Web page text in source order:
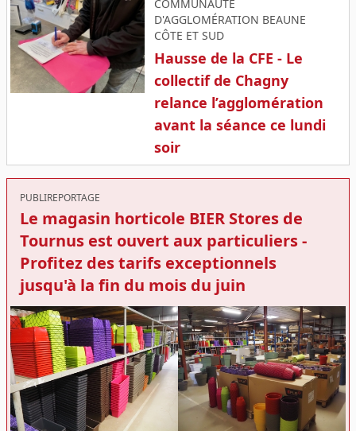
COMMUNAUTÉ
D'AGGLOMÉRATION BEAUNE
CÔTE ET SUD
Hausse de la CFE - Le
collectif de Chagny
relance l’agglomération
avant la séance ce lundi
soir
PUBLIREPORTAGE
Le magasin horticole BIER Stores de
Tournus est ouvert aux particuliers -
Profitez des tarifs exceptionnels
jusqu'à la fin du mois du juin